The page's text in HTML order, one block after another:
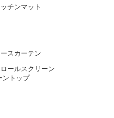
チンマット
ースカーテン
ロールスクリーン
ントップ